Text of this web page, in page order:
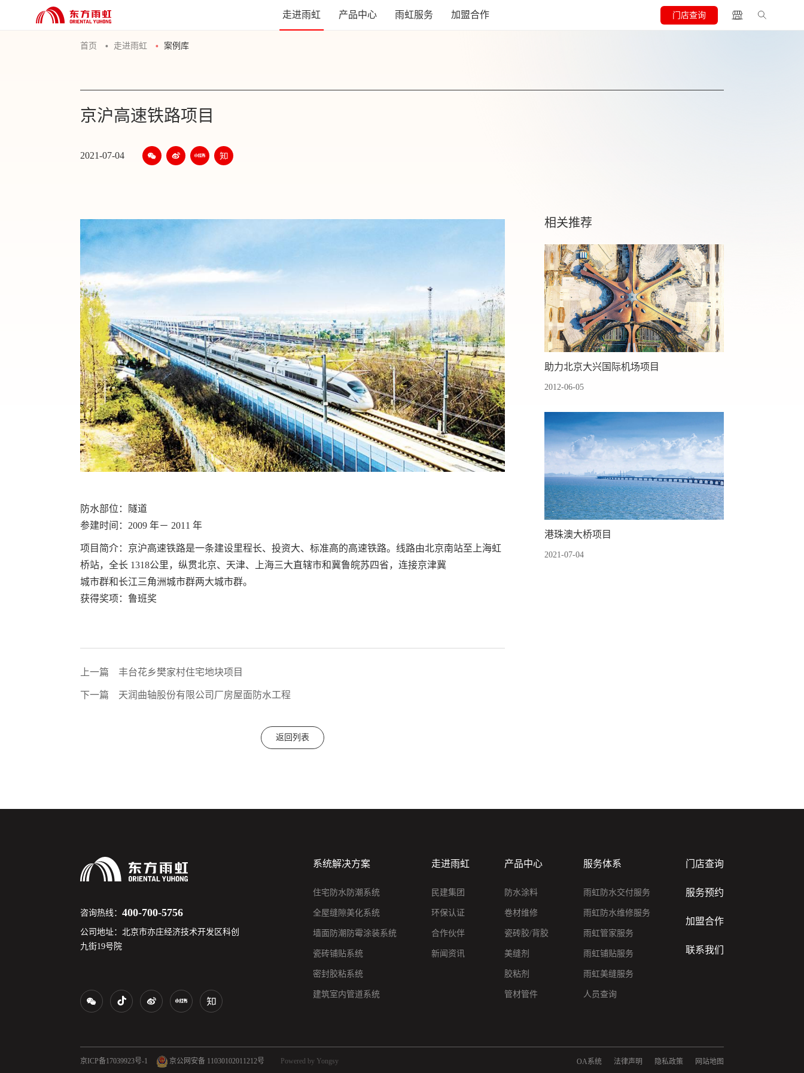
走进雨虹 产品中心 雨虹服务 加盟合作 门店查询
首页 走进雨虹 案例库
京沪高速铁路项目
2021-07-04
防水部位：隧道
参建时间：2009 年－ 2011 年
项目简介：京沪高速铁路是一条建设里程长、投资大、标准高的高速铁路。线路由北京南站至上海虹
桥站，全长 1318公里，纵贯北京、天津、上海三大直辖市和冀鲁皖苏四省，连接京津冀
城市群和长江三角洲城市群两大城市群。
获得奖项：鲁班奖
上一篇 丰台花乡樊家村住宅地块项目
下一篇 天润曲轴股份有限公司厂房屋面防水工程
返回列表
相关推荐
助力北京大兴国际机场项目
2012-06-05
港珠澳大桥项目
2021-07-04
咨询热线：400-700-5756
公司地址：北京市亦庄经济技术开发区科创
九街19号院
系统解决方案
住宅防水防潮系统
全屋缝隙美化系统
墙面防潮防霉涂装系统
瓷砖铺贴系统
密封胶粘系统
建筑室内管道系统
走进雨虹
民建集团
环保认证
合作伙伴
新闻资讯
产品中心
防水涂料
卷材维修
瓷砖胶/背胶
美缝剂
胶粘剂
管材管件
服务体系
雨虹防水交付服务
雨虹防水维修服务
雨虹管家服务
雨虹铺贴服务
雨虹美缝服务
人员查询
门店查询
服务预约
加盟合作
联系我们
京ICP备17039923号-1 京公网安备 11030102011212号 Powered by Yongsy OA系统 法律声明 隐私政策 网站地图